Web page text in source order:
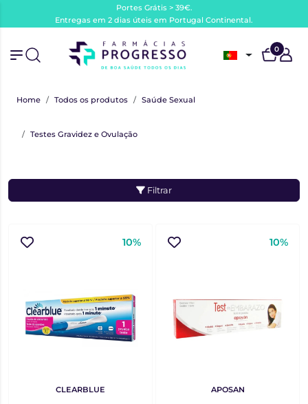
Portes Grátis > 39€.
Entregas em 2 dias úteis em Portugal Continental.
0
Home Todos os produtos Saúde Sexual
Testes Gravidez e Ovulação
Filtrar
10%
CLEARBLUE
10%
APOSAN